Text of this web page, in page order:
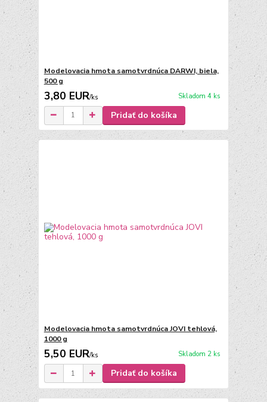
Modelovacia hmota samotvrdnúca DARWI, biela,
500 g
3,80 EUR/ks Skladom 4 ks
Pridať do košíka
Modelovacia hmota samotvrdnúca JOVI tehlová,
1000 g
5,50 EUR/ks Skladom 2 ks
Pridať do košíka